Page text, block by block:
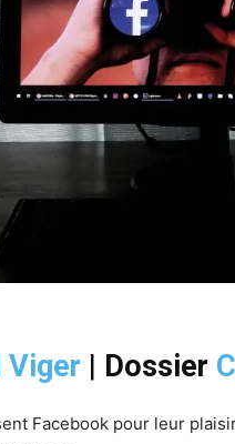
Viger | Dossier
Facebook pour leur